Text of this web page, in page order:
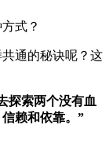
式？
通的秘诀呢？这
探索两个没有血
赖和依靠。”